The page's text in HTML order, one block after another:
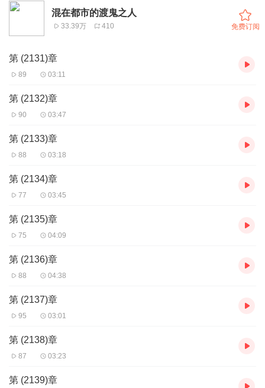
混在都市的渡鬼之人
33.39万 410 免费订阅
第 (2131)章
89 03:11
第 (2132)章
90 03:47
第 (2133)章
88 03:18
第 (2134)章
77 03:45
第 (2135)章
75 04:09
第 (2136)章
88 04:38
第 (2137)章
95 03:01
第 (2138)章
87 03:23
第 (2139)章